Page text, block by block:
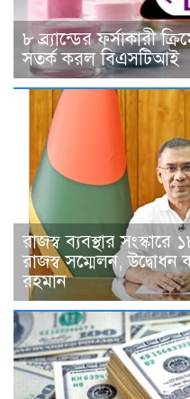
৮ ব্র্যান্ডের ফর্সাকারী
সতর্ক করল বিএসটিআই
রাজস্ব ব্যবস্থার
রাজস্ব সম্মেলন, উদ্বোধন
রহমান